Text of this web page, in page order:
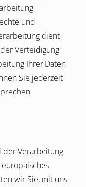
und
dient
Verteidigung
Ihrer Daten
Sie jederzeit
der Verarbeitung
wir Sie, mit uns